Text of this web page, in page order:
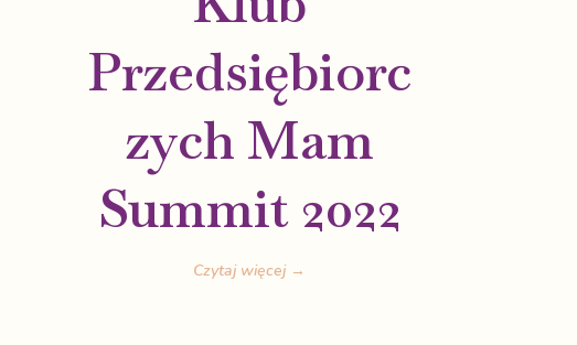
Przedsiębiorc
zych Mam
Summit 2022
Czytaj więcej →